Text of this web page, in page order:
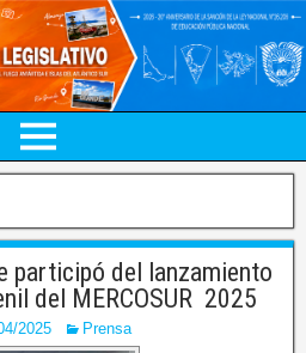
participó del lanzamiento
del MERCOSUR 2025
2025 Prensa